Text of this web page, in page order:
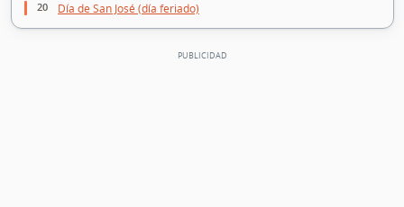
20 Día de San José (día feriado)